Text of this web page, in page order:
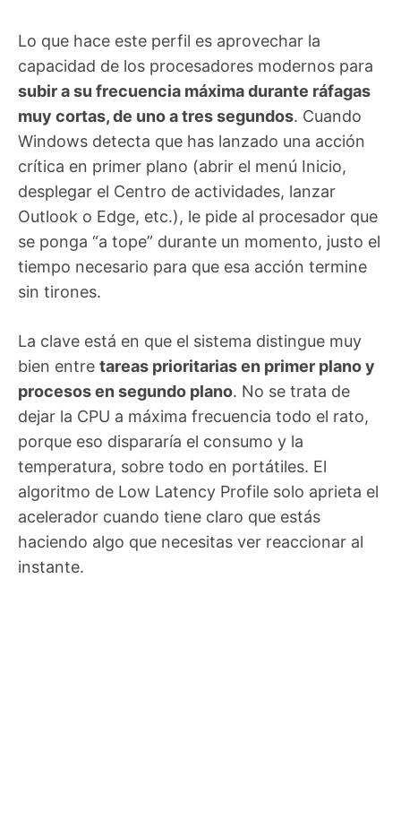
Lo que hace este perfil es aprovechar la
capacidad de los procesadores modernos para
subir a su frecuencia máxima durante ráfagas
muy cortas, de uno a tres segundos. Cuando
Windows detecta que has lanzado una acción
crítica en primer plano (abrir el menú Inicio,
desplegar el Centro de actividades, lanzar
Outlook o Edge, etc.), le pide al procesador que
se ponga “a tope” durante un momento, justo el
tiempo necesario para que esa acción termine
sin tirones.
La clave está en que el sistema distingue muy
bien entre tareas prioritarias en primer plano y
procesos en segundo plano. No se trata de
dejar la CPU a máxima frecuencia todo el rato,
porque eso dispararía el consumo y la
temperatura, sobre todo en portátiles. El
algoritmo de Low Latency Profile solo aprieta el
acelerador cuando tiene claro que estás
haciendo algo que necesitas ver reaccionar al
instante.